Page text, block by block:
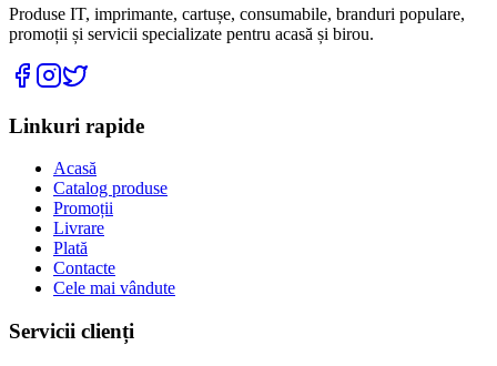
Produse IT, imprimante, cartușe, consumabile, branduri populare,
promoții și servicii specializate pentru acasă și birou.
Linkuri rapide
Acasă
Catalog produse
Promoții
Livrare
Plată
Contacte
Cele mai vândute
Servicii clienți